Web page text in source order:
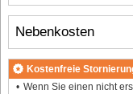
Nebenkosten
Kostenfreie
Wenn Sie einen nicht